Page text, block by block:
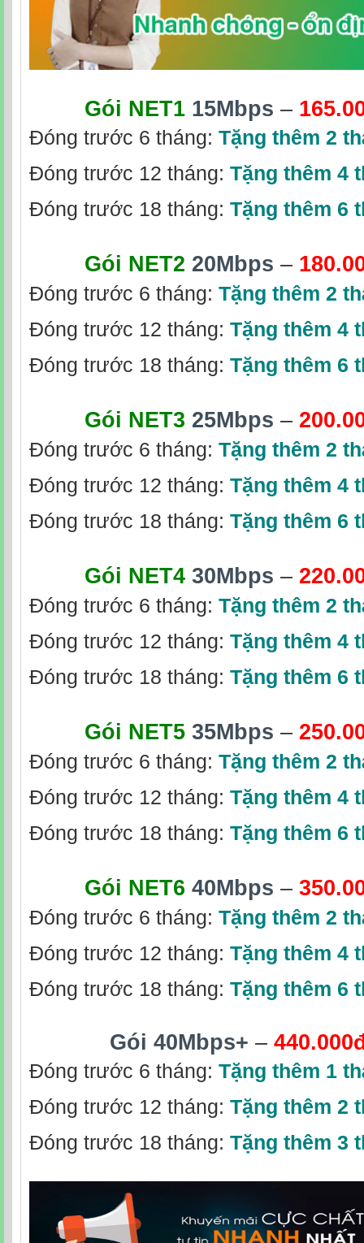
Gói NET1 15Mbps –
Đóng trước 6 tháng: Tặng thêm 2
Đóng trước 12 tháng: Tặng thêm 4
Đóng trước 18 tháng: Tặng thêm 6
Gói NET2 20Mbps –
Đóng trước 6 tháng: Tặng thêm 2
Đóng trước 12 tháng: Tặng thêm 4
Đóng trước 18 tháng: Tặng thêm 6
Gói NET3 25Mbps –
Đóng trước 6 tháng: Tặng thêm 2
Đóng trước 12 tháng: Tặng thêm 4
Đóng trước 18 tháng: Tặng thêm 6
Gói NET4 30Mbps –
Đóng trước 6 tháng: Tặng thêm 2
Đóng trước 12 tháng: Tặng thêm 4
Đóng trước 18 tháng: Tặng thêm 6
Gói NET5 35Mbps –
Đóng trước 6 tháng: Tặng thêm 2
Đóng trước 12 tháng: Tặng thêm 4
Đóng trước 18 tháng: Tặng thêm 6
Gói NET6 40Mbps –
Đóng trước 6 tháng: Tặng thêm 2
Đóng trước 12 tháng: Tặng thêm 4
Đóng trước 18 tháng: Tặng thêm 6
Gói 40Mbps+ –
Đóng trước 6 tháng: Tặng thêm 1
Đóng trước 12 tháng: Tặng thêm 2
Đóng trước 18 tháng: Tặng thêm 3